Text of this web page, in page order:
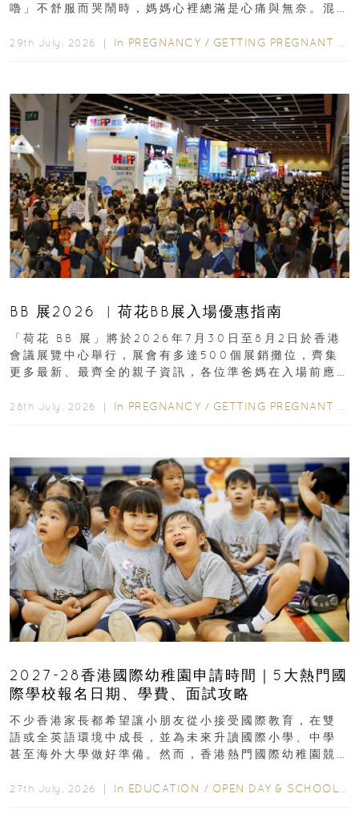
嚕」不舒服而哭鬧時，媽媽心裡總滿是心痛與無奈。混
29th July, 2026 ｜ In PREGNANCY / GETTING PREGNANT
BB 展2026 ︳荷花BB展入場優惠指南
「荷花 BB 展」將於2026年7月30日至8月2日於香港
會議展覽中心舉行，展會有多達500個展銷攤位，齊集
更多最新、最齊全的親子資訊，各位準爸媽在入場前應
28th July, 2026 ｜ In PREGNANCY / GETTING PREGNANT
2027-28香港國際幼稚園申請時間｜5大熱門國
際學校報名日期、學費、面試攻略
不少香港家長都希望讓小朋友從小接受國際教育，在雙
語或全英語環境中成長，並為未來升讀國際小學、中學
甚至海外大學做好準備。然而，香港熱門國際幼稚園競
27th July, 2026 ｜ In EDUCATION / OPEN DAY & SCHOOL EVENTS